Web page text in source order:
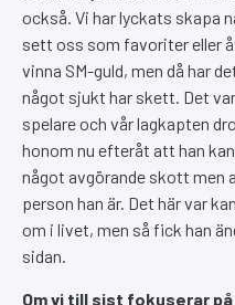
också. Vi har lyckats skapa
sett oss som favoriter eller
vinna SM-guld, men då har
något sjukt har skett. Det
spelare och vår lagkapten
honom nu efteråt att han
något avgörande skott men
person han är. Det här var
om i livet, men så fick han
sidan.
Om vi till sist fokuserar